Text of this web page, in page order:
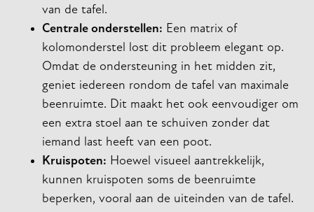
van de tafel.
Centrale onderstellen: Een matrix of
kolomonderstel lost dit probleem elegant op.
Omdat de ondersteuning in het midden zit,
geniet iedereen rondom de tafel van maximale
beenruimte. Dit maakt het ook eenvoudiger om
een extra stoel aan te schuiven zonder dat
iemand last heeft van een poot.
Kruispoten: Hoewel visueel aantrekkelijk,
kunnen kruispoten soms de beenruimte
beperken, vooral aan de uiteinden van de tafel.